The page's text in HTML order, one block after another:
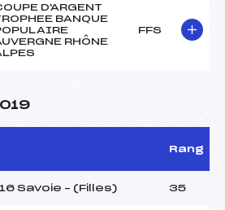
D'ARGENT
BANQUE
RHÔNE
FFS
Rang
Savoie – (Filles) 35